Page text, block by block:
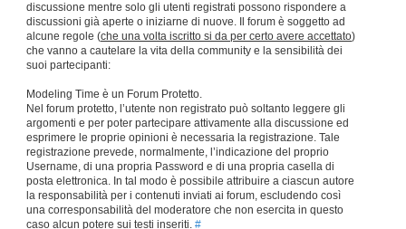
discussione mentre solo gli utenti registrati possono rispondere a
discussioni già aperte o iniziarne di nuove. Il forum è soggetto ad
alcune regole (che una volta iscritto si da per certo avere accettato)
che vanno a cautelare la vita della community e la sensibilità dei
suoi partecipanti:
Modeling Time è un Forum Protetto.
Nel forum protetto, l’utente non registrato può soltanto leggere gli
argomenti e per poter partecipare attivamente alla discussione ed
esprimere le proprie opinioni è necessaria la registrazione. Tale
registrazione prevede, normalmente, l’indicazione del proprio
Username, di una propria Password e di una propria casella di
posta elettronica. In tal modo è possibile attribuire a ciascun autore
la responsabilità per i contenuti inviati ai forum, escludendo così
una corresponsabilità del moderatore che non esercita in questo
caso alcun potere sui testi inseriti. #